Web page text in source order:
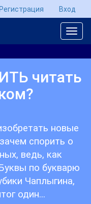
Вход
читать
новые
спорить о
ведь, как
по букварю
Чаплыгина,
один...